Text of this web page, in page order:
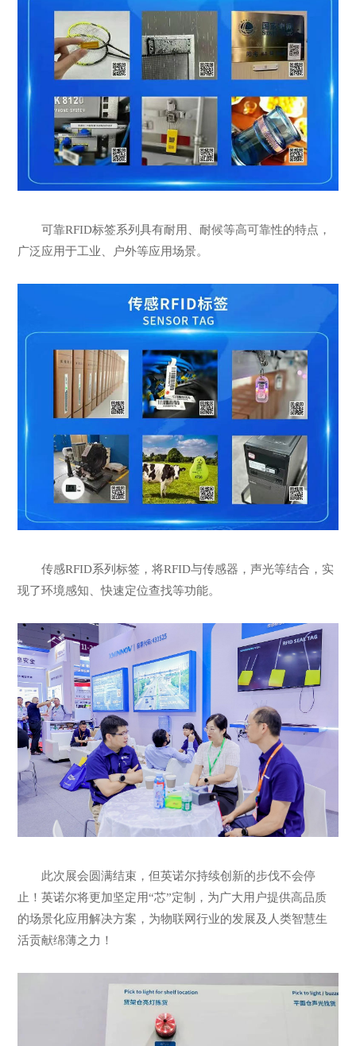
可靠RFID标签系列具有耐用、耐候等高可靠性的特点，
广泛应用于工业、户外等应用场景。
传感RFID系列标签，将RFID与传感器，声光等结合，实
现了环境感知、快速定位查找等功能。
此次展会圆满结束，但英诺尔持续创新的步伐不会停
止！英诺尔将更加坚定用“芯”定制，为广大用户提供高品质
的场景化应用解决方案，为物联网行业的发展及人类智慧生
活贡献绵薄之力！